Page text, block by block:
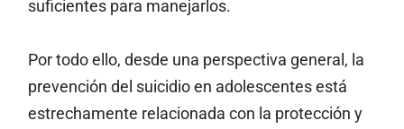
suficientes para manejarlos.
Por todo ello, desde una perspectiva general, la
prevención del suicidio en adolescentes está
estrechamente relacionada con la protección y